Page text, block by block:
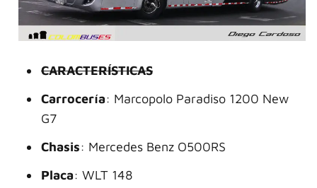
CARACTERÍSTICAS
Carrocería: Marcopolo Paradiso 1200 New
G7
Chasis: Mercedes Benz O500RS
Placa: WLT 148